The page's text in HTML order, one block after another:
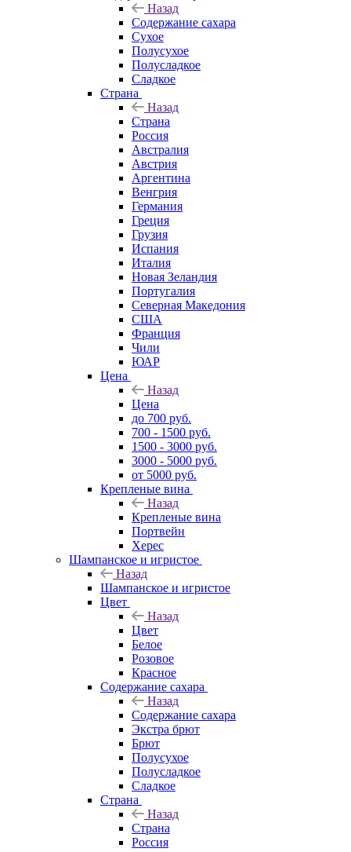
Назад
Содержание сахара
Сухое
Полусухое
Полусладкое
Сладкое
Страна
Назад
Страна
Россия
Австралия
Австрия
Аргентина
Венгрия
Германия
Греция
Грузия
Испания
Италия
Новая Зеландия
Португалия
Северная Македония
США
Франция
Чили
ЮАР
Цена
Назад
Цена
до 700 руб.
700 - 1500 руб.
1500 - 3000 руб.
3000 - 5000 руб.
от 5000 руб.
Крепленые вина
Назад
Крепленые вина
Портвейн
Херес
Шампанское и игристое
Назад
Шампанское и игристое
Цвет
Назад
Цвет
Белое
Розовое
Красное
Содержание сахара
Назад
Содержание сахара
Экстра брют
Брют
Полусухое
Полусладкое
Сладкое
Страна
Назад
Страна
Россия